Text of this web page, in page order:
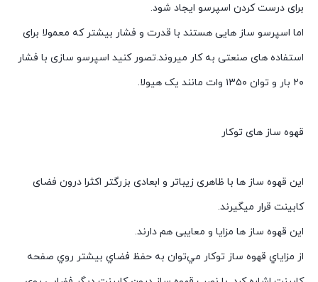
برای درست کردن اسپرسو ایجاد شود.
اما اسپرسو ساز هایی هستند با قدرت و فشار بیشتر که معمولا برای
استفاده های صنعتی به کار میروند.تصور کنید اسپرسو سازی با فشار
۲۰ بار و توان ۱۳۵۰ وات مانند یک هیولا.
قهوه ساز های توکار
این قهوه ساز ها با ظاهری زیباتر و ابعادی بزرگتر اکثرا درون فضای
کابینت قرار میگیرند.
این قهوه ساز ها مزایا و معایبی هم دارند.
از مزاياي قهوه ساز توکار مي‌توان به حفظ فضاي بيشتر روي صفحه